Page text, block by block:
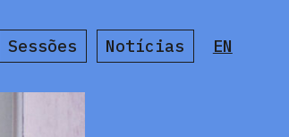
Sessões Notícias EN